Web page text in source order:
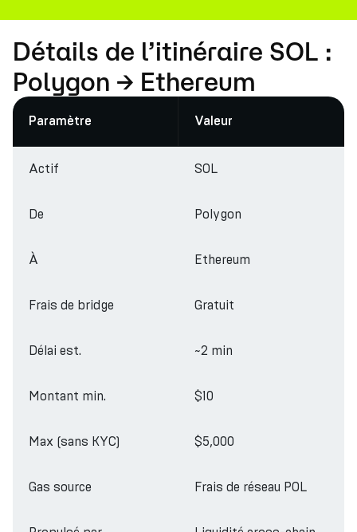
Détails de l’itinéraire SOL :
Polygon → Ethereum
Paramètre Valeur
Actif SOL
De Polygon
À Ethereum
Frais de bridge Gratuit
Délai est. ~2 min
Montant min. $10
Max (sans KYC) $5,000
Gas source Frais de réseau POL